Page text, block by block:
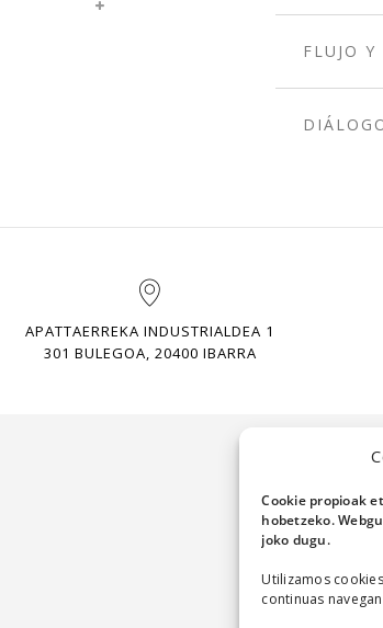
Cookie propioak
hobetzeko.
joko dugu.
Utilizamos
continuas
FLUJO
APATTAERREKA INDUSTRIALDEA 1
301 BULEGOA, 20400 IBARRA